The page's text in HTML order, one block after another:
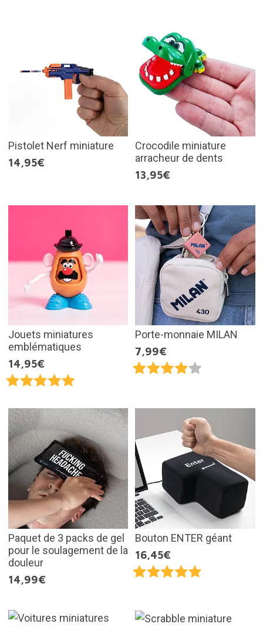
Pistolet Nerf miniature
14,95€
Crocodile miniature
arracheur de dents
13,95€
Jouets miniatures
emblématiques
14,95€
Porte-monnaie MILAN
7,99€
Paquet de 3 packs de gel
pour le soulagement de la
douleur
14,99€
Bouton ENTER géant
16,45€